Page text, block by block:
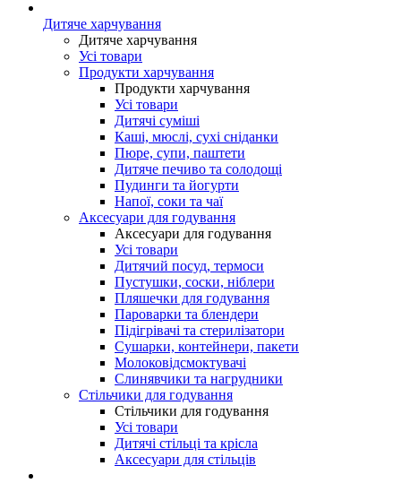
Дитяче харчування
Дитяче харчування
Усі товари
Продукти харчування
Продукти харчування
Усі товари
Дитячі суміші
Каші, мюслі, сухі сніданки
Пюре, супи, паштети
Дитяче печиво та солодощі
Пудинги та йогурти
Напої, соки та чаї
Аксесуари для годування
Аксесуари для годування
Усі товари
Дитячий посуд, термоси
Пустушки, соски, ніблери
Пляшечки для годування
Пароварки та блендери
Підігрівачі та стерилізатори
Сушарки, контейнери, пакети
Молоковідсмоктувачі
Слинявчики та нагрудники
Стільчики для годування
Стільчики для годування
Усі товари
Дитячі стільці та крісла
Аксесуари для стільців